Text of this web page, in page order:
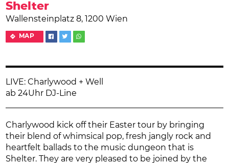
Shelter
Wallensteinplatz 8, 1200 Wien
MAP
LIVE: Charlywood + Well
ab 24Uhr DJ-Line
Charlywood kick off their Easter tour by bringing
their blend of whimsical pop, fresh jangly rock and
heartfelt ballads to the music dungeon that is
Shelter. They are very pleased to be joined by the